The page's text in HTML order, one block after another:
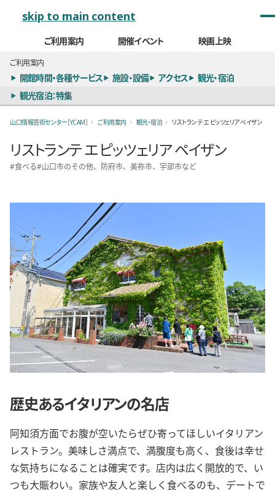
skip to main content
ご利用案内 開催イベント 映画上映
ご利用案内
開館時間・各種サービス 施設・設備 アクセス
観光・宿泊
観光宿泊：特集
山口情報芸術センター［YCAM］ ご利用案内 観光・宿泊 リストランテ エ ピッツェリア ペイザン
リストランテ エ ピッツェリア ペイザン
食べる 山口市のその他、防府市、美祢市、宇部市など
歴史あるイタリアンの名店
阿知須方面でお腹が空いたらぜひ寄ってほしいイタリアン
レストラン。美味しさ満点で、満腹度も高く、食後は幸せ
な気持ちになることは確実です。店内は広く開放的で、い
つも大賑わい。家族や友人と楽しく食べるのも、デートで